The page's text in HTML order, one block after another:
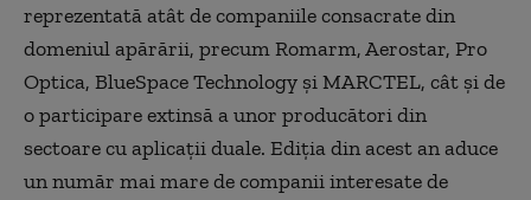
reprezentată atât de companiile consacrate din
domeniul apărării, precum Romarm, Aerostar, Pro
Optica, BlueSpace Technology şi MARCTEL, cât şi de
o participare extinsă a unor producători din
sectoare cu aplicaţii duale. Ediţia din acest an aduce
un număr mai mare de companii interesate de